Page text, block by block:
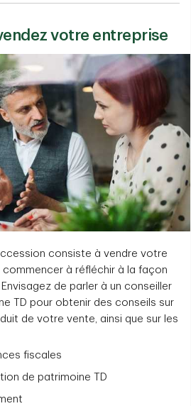
votre entreprise
consiste à vendre votre
à réfléchir à la façon
de parler à un conseiller
TD pour obtenir des conseils sur
de votre vente, ainsi que sur les
fiscales
de patrimoine TD